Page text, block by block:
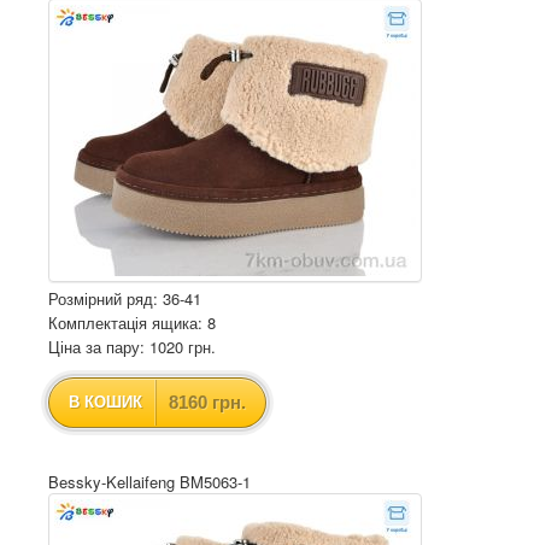
Розмірний ряд: 36-41
Комплектація ящика: 8
Ціна за пару: 1020 грн.
В КОШИК 8160 грн.
Bessky-Kellaifeng BM5063-1